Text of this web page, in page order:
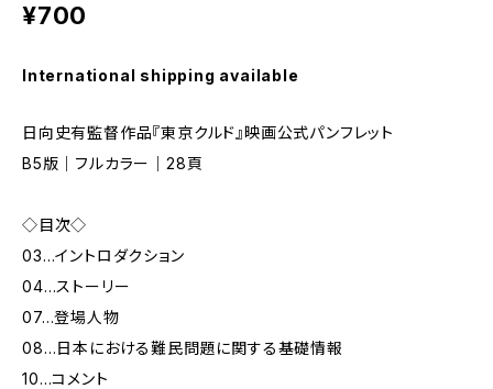
¥700
International shipping available
日向史有監督作品『東京クルド』映画公式パンフレット
B5版｜フルカラー｜28頁
◇目次◇
03…イントロダクション
04…ストーリー
07…登場人物
08…日本における難民問題に関する基礎情報
10…コメント